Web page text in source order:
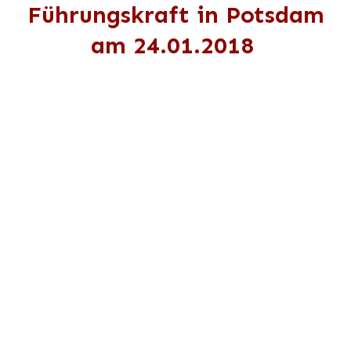
Führungskraft in Potsdam
am 24.01.2018